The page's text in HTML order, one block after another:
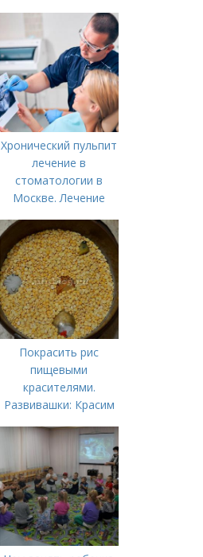
Хронический пульпит
лечение в
стоматологии в
Москве. Лечение
Московской области
Покрасить рис
пищевыми
красителями.
Развивашки: Красим
сенсорных
коробочек.